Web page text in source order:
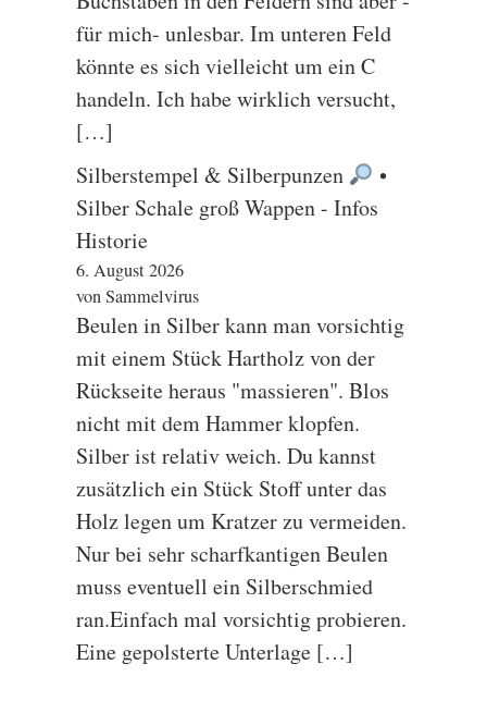
für mich- unlesbar. Im unteren Feld
könnte es sich vielleicht um ein C
handeln. Ich habe wirklich versucht,
[…]
Silberstempel & Silberpunzen
•
Silber Schale groß Wappen - Infos
Historie
6. August 2026
von Sammelvirus
Beulen in Silber kann man vorsichtig
mit einem Stück Hartholz von der
Rückseite heraus "massieren". Blos
nicht mit dem Hammer klopfen.
Silber ist relativ weich. Du kannst
zusätzlich ein Stück Stoff unter das
Holz legen um Kratzer zu vermeiden.
Nur bei sehr scharfkantigen Beulen
muss eventuell ein Silberschmied
ran.Einfach mal vorsichtig probieren.
Eine gepolsterte Unterlage […]